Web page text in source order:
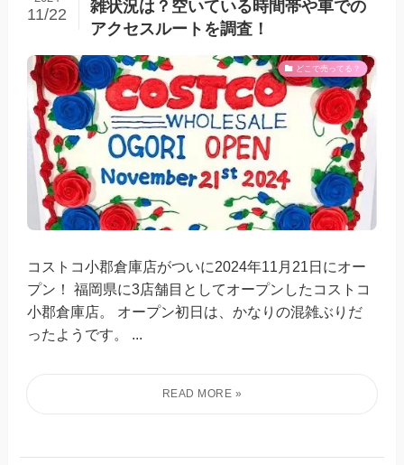
雑状況は？空いている時間帯や車での
アクセスルートを調査！
11/22
どこで売ってる？
コストコ小郡倉庫店がついに2024年11月21日にオー
プン！ 福岡県に3店舗目としてオープンしたコストコ
小郡倉庫店。 オープン初日は、かなりの混雑ぶりだ
ったようです。 ...